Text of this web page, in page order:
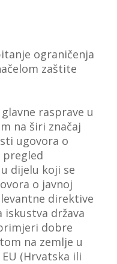
ograničenja
zaštite
rasprave u
na širi značaj
ugovora o
pregled
dijelu koji se
o javnoj
direktive
iskustva država
dobre
na zemlje u
(Hrvatska ili